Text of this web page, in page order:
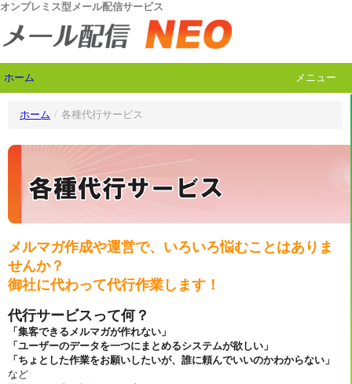
オンプレミス型メール配信サービス
ホーム メニュー
ホーム / 各種代行サービス
メルマガ作成や運営で、いろいろ悩むことはありま
せんか？
御社に代わって代行作業します！
代行サービスって何？
「集客できるメルマガが作れない」
「ユーザーのデータを一つにまとめるシステムが欲しい」
「ちょとした作業をお願いしたいが、誰に頼んでいいのかわからない」
など